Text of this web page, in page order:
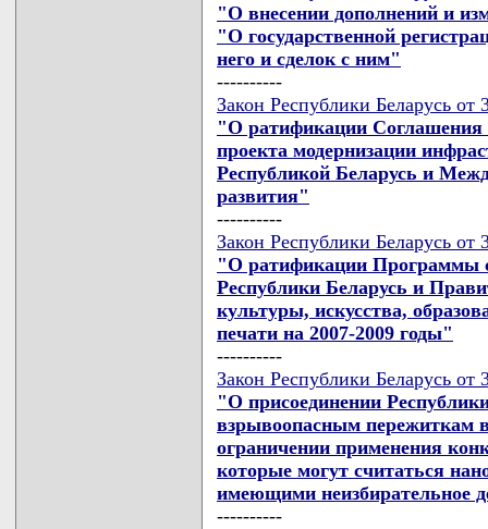
"О внесении дополнений и
"О государственной
него и сделок с ним"
----------
Закон Республики Беларусь от
"О ратификации Соглашения
проекта модернизации
Республикой Беларусь и
развития"
----------
Закон Республики Беларусь от
"О ратификации Программы
Республики Беларусь и
культуры, искусства,
печати на 2007-2009 годы"
----------
Закон Республики Беларусь от
"О присоединении
взрывоопасным пережиткам
ограничении применения
которые могут считаться
имеющими неизбирательное
----------